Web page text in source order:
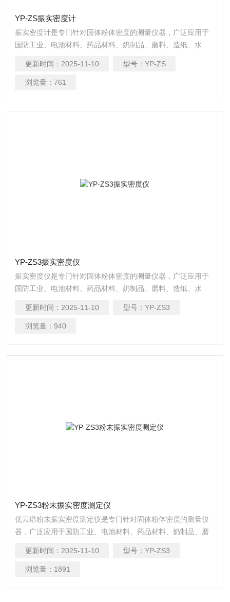
YP-ZS振实密度计
振实密度计是专门针对固体粉体密度的测量仪器，广泛应用于
国防工业、电池材料、药品材料、奶制品、磨料、造纸、水
业。
更新时间： 2025-11-10 型号： YP-ZS
浏览量： 761
YP-ZS3振实密度仪
振实密度仪是专门针对固体粉体密度的测量仪器，广泛应用于
国防工业、电池材料、药品材料、奶制品、磨料、造纸、水
业。
更新时间： 2025-11-10 型号： YP-ZS3
浏览量： 940
YP-ZS3粉末振实密度测定仪
优云谱粉末振实密度测定仪是专门针对固体粉体密度的测量仪
器，广泛应用于国防工业、电池材料、药品材料、奶制品、磨
和非金属行业。
更新时间： 2025-11-10 型号： YP-ZS3
浏览量： 1891